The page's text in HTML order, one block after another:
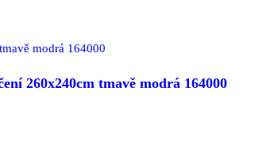
260x240cm tmavě modrá 164000